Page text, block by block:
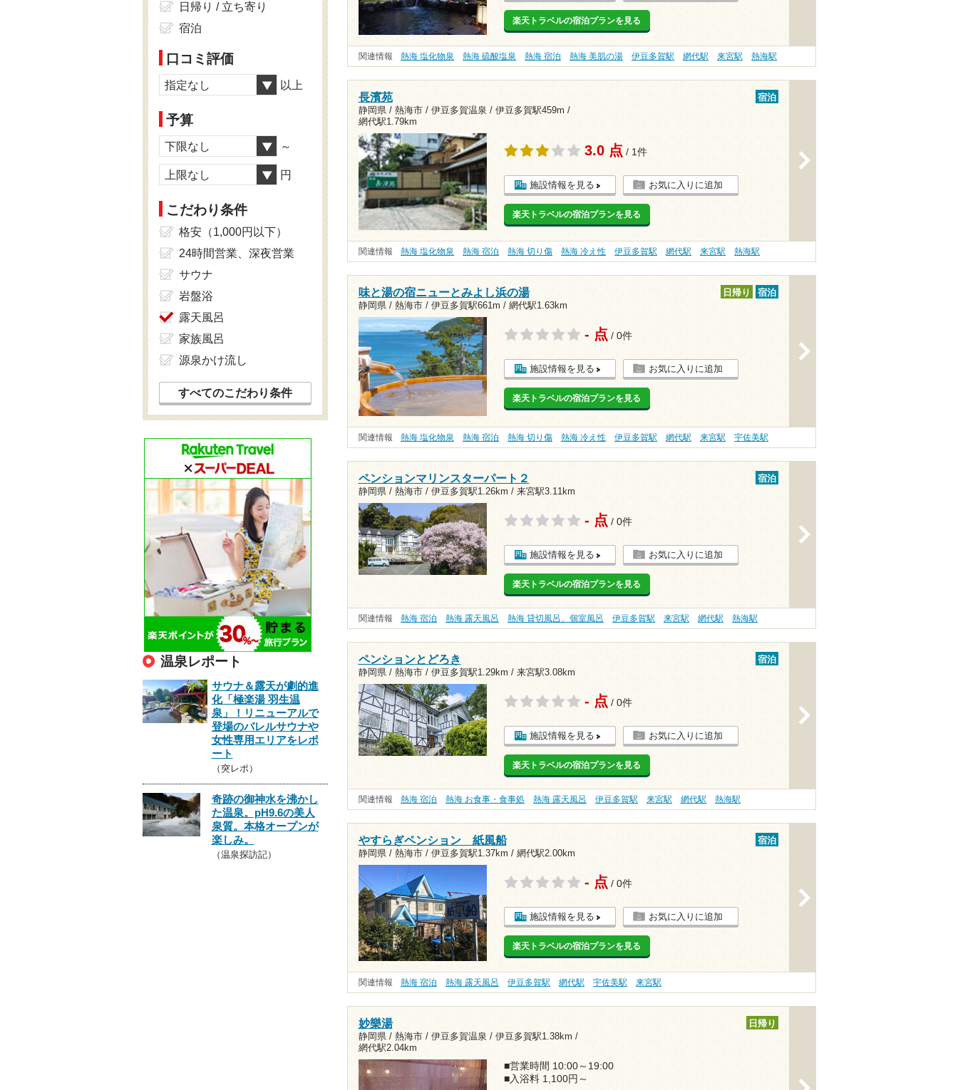
楽天トラベルの宿泊プランを見る
関連情報 熱海 塩化物泉 熱海 硫酸塩泉 熱海 宿泊 熱海 美肌の湯 伊豆多賀駅 網代駅 来宮駅 熱海駅
長濱苑
静岡県 / 熱海市 / 伊豆多賀温泉 / 伊豆多賀駅459m /
網代駅1.79km
宿泊
3.0 点 / 1件
施設情報を見る お気に入りに追加
楽天トラベルの宿泊プランを見る
関連情報 熱海 塩化物泉 熱海 宿泊 熱海 切り傷 熱海 冷え性 伊豆多賀駅 網代駅 来宮駅 熱海駅
味と湯の宿ニューとみよし浜の湯
静岡県 / 熱海市 / 伊豆多賀駅661m / 網代駅1.63km
日帰り 宿泊
- 点 / 0件
施設情報を見る お気に入りに追加
楽天トラベルの宿泊プランを見る
関連情報 熱海 塩化物泉 熱海 宿泊 熱海 切り傷 熱海 冷え性 伊豆多賀駅 網代駅 来宮駅 宇佐美駅
ペンションマリンスターパート２
静岡県 / 熱海市 / 伊豆多賀駅1.26km / 来宮駅3.11km
宿泊
- 点 / 0件
施設情報を見る お気に入りに追加
楽天トラベルの宿泊プランを見る
関連情報 熱海 宿泊 熱海 露天風呂 熱海 貸切風呂、個室風呂 伊豆多賀駅 来宮駅 網代駅 熱海駅
ペンションとどろき
静岡県 / 熱海市 / 伊豆多賀駅1.29km / 来宮駅3.08km
宿泊
- 点 / 0件
施設情報を見る お気に入りに追加
楽天トラベルの宿泊プランを見る
関連情報 熱海 宿泊 熱海 お食事・食事処 熱海 露天風呂 伊豆多賀駅 来宮駅 網代駅 熱海駅
やすらぎペンション 紙風船
静岡県 / 熱海市 / 伊豆多賀駅1.37km / 網代駅2.00km
宿泊
- 点 / 0件
施設情報を見る お気に入りに追加
楽天トラベルの宿泊プランを見る
関連情報 熱海 宿泊 熱海 露天風呂 伊豆多賀駅 網代駅 宇佐美駅 来宮駅
妙樂湯
静岡県 / 熱海市 / 伊豆多賀温泉 / 伊豆多賀駅1.38km /
網代駅2.04km
日帰り
■営業時間 10:00～19:00
■入浴料 1,100円～
日帰り / 立ち寄り
宿泊
口コミ評価
指定なし 以上
予算
下限なし ～
上限なし 円
こだわり条件
格安（1,000円以下）
24時間営業、深夜営業
サウナ
岩盤浴
露天風呂
家族風呂
源泉かけ流し
すべてのこだわり条件
温泉レポート
サウナ＆露天が劇的進
化「極楽湯 羽生温
泉」！リニューアルで
登場のバレルサウナや
女性専用エリアをレポ
ート
（突レポ）
奇跡の御神水を沸かし
た温泉。pH9.6の美人
泉質。本格オープンが
楽しみ。
（温泉探訪記）